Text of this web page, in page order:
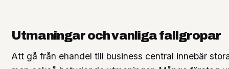
Utmaningar och vanliga fallgropar
Att gå från ehandel till business central innebär